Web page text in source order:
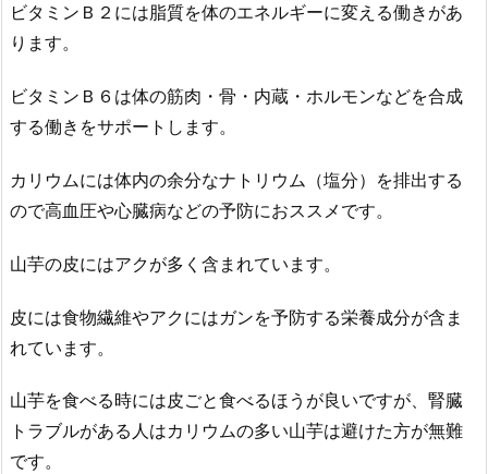
ビタミンＢ２には脂質を体のエネルギーに変える働きがあ
ります。
ビタミンＢ６は体の筋肉・骨・内蔵・ホルモンなどを合成
する働きをサポートします。
カリウムには体内の余分なナトリウム（塩分）を排出する
ので高血圧や心臓病などの予防におススメです。
山芋の皮にはアクが多く含まれています。
皮には食物繊維やアクにはガンを予防する栄養成分が含ま
れています。
山芋を食べる時には皮ごと食べるほうが良いですが、腎臓
トラブルがある人はカリウムの多い山芋は避けた方が無難
です。